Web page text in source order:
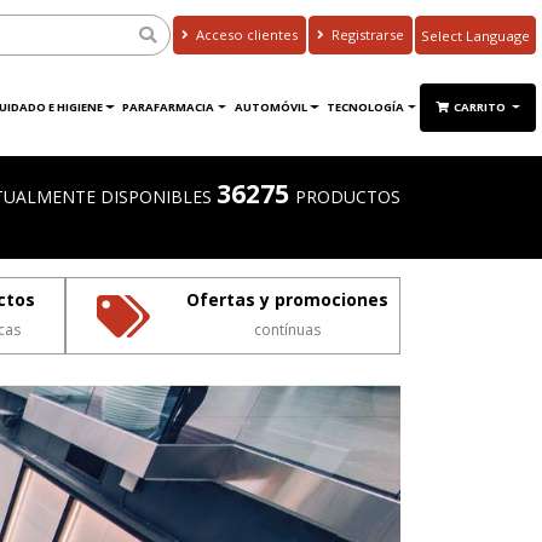
Acceso clientes Registrarse
Translate
E HIGIENE PARAFARMACIA AUTOMÓVIL TECNOLOGÍA CARRITO
DISPONIBLES 36275 PRODUCTOS
Ofertas y promociones
contínuas